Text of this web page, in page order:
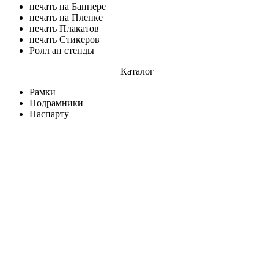
печать на Баннере
печать на Пленке
печать Плакатов
печать Стикеров
Ролл ап стенды
Каталог
Рамки
Подрамники
Паспарту